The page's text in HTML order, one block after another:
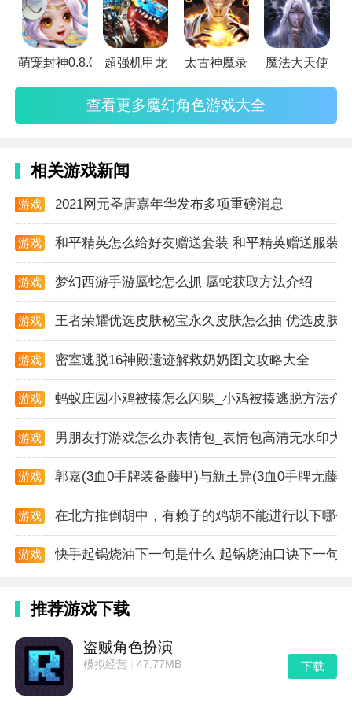
-经典的流氓角色扮演游戏。
-离线独特的网络斯拉夫语设置rpg。
-升级小队并获得技能！
-大型武器库。为他收集武器和零件。
-弹子游戏元素。只有2发子弹。
Voodoo，Beorn和Bronislaw。
-独特的地下城流氓：Kikimors，蜘蛛和其他网络怪
物。
您只有两发子弹和一大群敌人。射击后拾起子弹，并逐
步清除流氓中的地牢。
在每个级别，Rogue vs Slav Roguelike Bogatyr英雄都
未来的地牢中完成所有Roguelike关卡！
Rpg游戏，角色扮演冒险，boss战斗，动作，危险的地
牢和两个子弹在新的Roguelike游戏Rogue vs Slav等着
您！选择您的网络斯拉夫英雄进行无赖战斗。
游戏特色
- Bogatyr Slav
职业军人。他在军队中度过了半生。 Cyber-Bogatyr头
部受伤，并安装了一块金属板代替了他的大脑。
- Red Alert
第一位苏联同志android女人。红色警戒覆盖着薄薄但
- Beorn
甲。
- Voodoo
疯狂的天才和强大的巫师伏都教。巫毒术以机器人增强
萌宠封神0.8.0 超强机甲龙 太古神魔录 魔法大天使
查看更多魔幻角色游戏大全
相关游戏新闻
游戏
2021网元圣唐嘉年华发布多项重磅消息
游戏
和平精英怎么给好友赠送套装 和平精英赠送服装
游戏
梦幻西游手游蜃蛇怎么抓 蜃蛇获取方法介绍
游戏
王者荣耀优选皮肤秘宝永久皮肤怎么抽 优选皮肤
游戏
密室逃脱16神殿遗迹解救奶奶图文攻略大全
游戏
蚂蚁庄园小鸡被揍怎么闪躲_小鸡被揍逃脱方法介
游戏
男朋友打游戏怎么办表情包_表情包高清无水印大
游戏
郭嘉(3血0手牌装备藤甲)与新王异(3血0手牌无藤
游戏
在北方推倒胡中，有赖子的鸡胡不能进行以下哪
游戏
快手起锅烧油下一句是什么 起锅烧油口诀下一句
推荐游戏下载
盗贼角色扮演
模拟经营 47.77MB 下载